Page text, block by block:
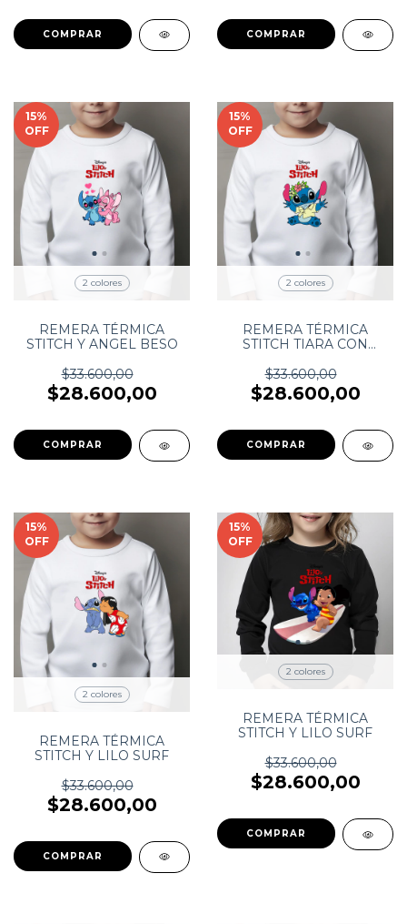
COMPRAR COMPRAR
15%
OFF
2 colores
REMERA TÉRMICA
STITCH Y ANGEL BESO
$33.600,00
$28.600,00
COMPRAR
15%
OFF
2 colores
REMERA TÉRMICA
STITCH TIARA CON
$33.600,00
$28.600,00
COMPRAR
15%
OFF
2 colores
REMERA TÉRMICA
STITCH Y LILO SURF
$33.600,00
$28.600,00
COMPRAR
15%
OFF
2 colores
REMERA TÉRMICA
STITCH Y LILO SURF
$33.600,00
$28.600,00
COMPRAR